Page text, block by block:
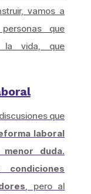
vamos a
que
la vida, que
que
laboral
duda.
, pero al